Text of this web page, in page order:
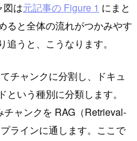
図は元記事の Figure 1 にまと
ると全体の流れがつかみやす
うと、こうなります。
チャンクに分割し、ドキュ
いう種別に分類します。
ャンクを RAG（Retrieval-
ラインに通します。ここで